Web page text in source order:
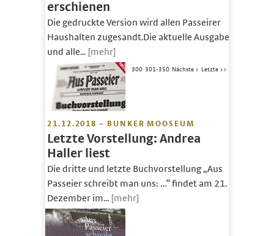
erschienen
Die gedruckte Version wird allen Passeirer
Haushalten zugesandt.Die aktuelle Ausgabe
und alle... [mehr]
21.12.2018 – BUNKER MOOSEUM
Letzte Vorstellung: Andrea
Haller liest
Die dritte und letzte Buchvorstellung „Aus
Passeier schreibt man uns: …“ findet am 21.
Dezember im... [mehr]
300 301-350 Nächste > Letzte >>